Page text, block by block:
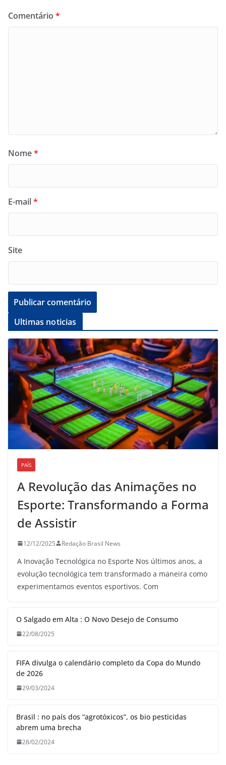
Comentário *
Nome*
E-mail*
Site
Ultimas noticias
PAÍS
A Revolução das Animações no
Esporte: Transformando a Forma
de Assistir
12/12/2025 Redação Brasil News
A Inovação Tecnológica no Esporte Nos últimos anos, a
evolução tecnológica tem transformado a maneira como
experimentamos eventos esportivos. Com
O Salgado em Alta : O Novo Desejo de Consumo
22/08/2025
FIFA divulga o calendário completo da Copa do Mundo
de 2026
29/03/2024
Brasil : no país dos “agrotóxicos”, os bio pesticidas
abrem uma brecha
28/02/2024